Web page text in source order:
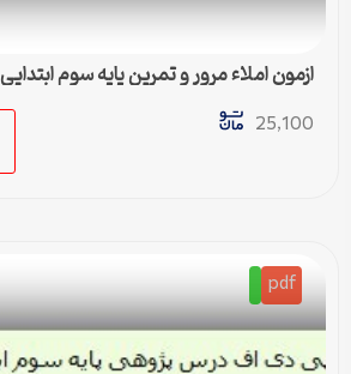
ازمون املاء مرور و تمرین پایه سوم ابتدایی
25,100
pdf